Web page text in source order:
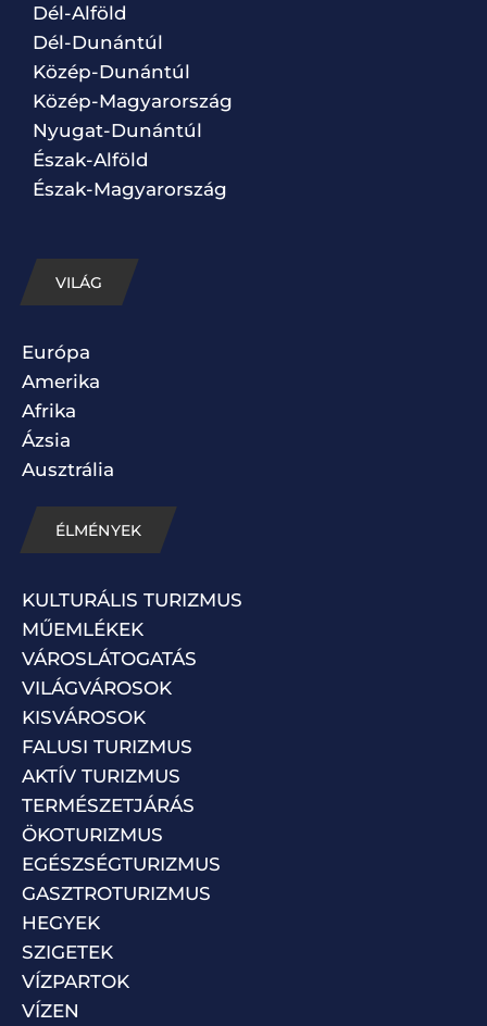
Dél-Alföld
Dél-Dunántúl
Közép-Dunántúl
Közép-Magyarország
Nyugat-Dunántúl
Észak-Alföld
Észak-Magyarország
VILÁG
Európa
Amerika
Afrika
Ázsia
Ausztrália
ÉLMÉNYEK
KULTURÁLIS TURIZMUS
MŰEMLÉKEK
VÁROSLÁTOGATÁS
VILÁGVÁROSOK
KISVÁROSOK
FALUSI TURIZMUS
AKTÍV TURIZMUS
TERMÉSZETJÁRÁS
ÖKOTURIZMUS
EGÉSZSÉGTURIZMUS
GASZTROTURIZMUS
HEGYEK
SZIGETEK
VÍZPARTOK
VÍZEN